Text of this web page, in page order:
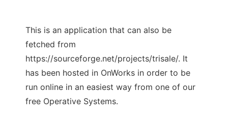
This is an application that can also be
fetched from
https://sourceforge.net/projects/trisale/. It
has been hosted in OnWorks in order to be
run online in an easiest way from one of our
free Operative Systems.